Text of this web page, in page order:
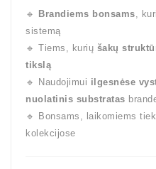
🔹 Brandiems bonsams,
sistemą
🔹 Tiems, kurių šakų
tikslą
🔹 Naudojimui ilgesnėse
nuolatinis substratas
🔹 Bonsams, laikomiems
kolekcijose